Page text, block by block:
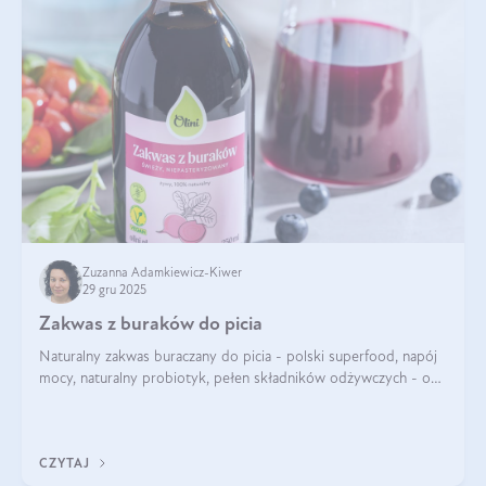
Zuzanna Adamkiewicz-Kiwer
29 gru 2025
Zakwas z buraków do picia
Naturalny zakwas buraczany do picia - polski superfood, napój
mocy, naturalny probiotyk, pełen składników odżywczych - o
CZYTAJ